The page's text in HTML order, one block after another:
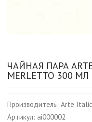
ЧАЙНАЯ ПАРА
MERLETTO 300 МЛ
Производитель: Arte
Артикул: ai000002